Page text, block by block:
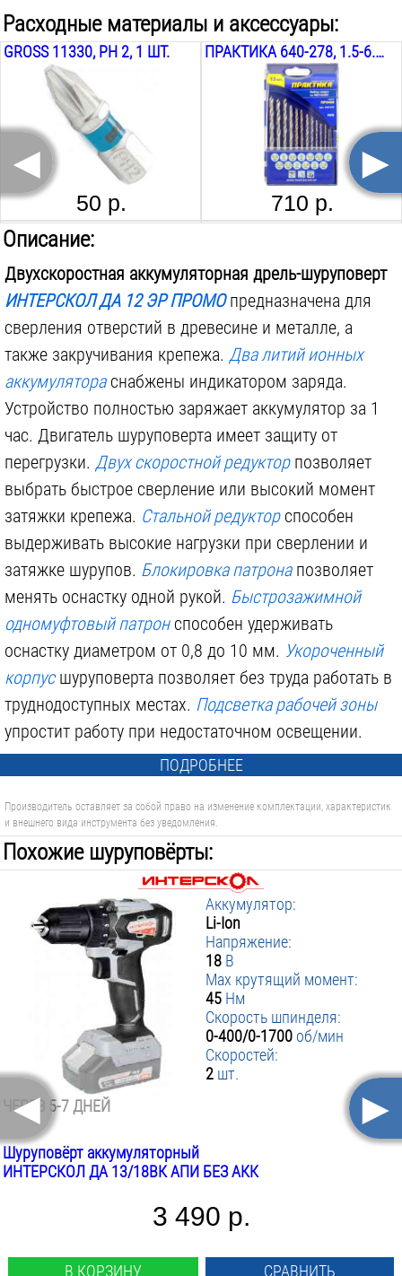
Max Ø сверления в стали:
10мм
Max Ø сверления в дереве:
20мм
щеточный
нет
Ступеней закручивания:
шт.
Ударный режим:
Размер патрона:
10мм
Наличие подсветки:
есть
Аккумуляторов в комплекте:
2шт.
нет
Поставляется в:
коробке
Вес инструмента:
1 кг
Расходные материалы и аксессуары:
GROSS 11330, PH 2, 1 ШТ.
50 р.
ПРАКТИКА 640-278, 1.5-6.5 ММ
710 р.
19 р. 190 р.
◄ ►
Описание:
Двухскоростная аккумуляторная дрель-шуруповерт
ИНТЕРСКОЛ ДА 12 ЭР ПРОМОпредназначена для
сверления отверстий в древесине и металле, а
также закручивания крепежа. Два литий ионных
аккумулятораснабжены индикатором заряда.
Устройство полностью заряжает аккумулятор за 1
час. Двигатель шуруповерта имеет защиту от
перегрузки. Двух скоростной редукторпозволяет
выбрать быстрое сверление или высокий момент
затяжки крепежа. Стальной редукторспособен
выдерживать высокие нагрузки при сверлении и
затяжке шурупов. Блокировка патронапозволяет
менять оснастку одной рукой. Быстрозажимной
одномуфтовый патронспособен удерживать
оснастку диаметром от 0,8 до 10 мм. Укороченный
корпусшуруповерта позволяет без труда работать в
труднодоступных местах. Подсветка рабочей зоны
упростит работу при недостаточном освещении.
ПОДРОБНЕЕ
Производитель оставляет за собой право на изменение комплектации, характеристик
и внешнего вида инструмента без уведомления.
Похожие шуруповёрты:
Аккумулятор:
Li-Ion
Напряжение:
18 В
Max крутящий момент:
45 Нм
Скорость шпинделя:
0-400/0-1700 об/мин
Скоростей:
2 шт.
ЧЕРЕЗ 5-7 ДНЕЙ
Шуруповёрт аккумуляторный
ИНТЕРСКОЛ ДА 13/18ВК АПИ БЕЗ АКК
3 490 р.
В КОРЗИНУ СРАВНИТЬ
◄ ►